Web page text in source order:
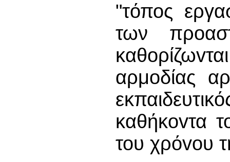
"τόπος
των
αρμοδίας
καθήκovτα
του χρόvoυ